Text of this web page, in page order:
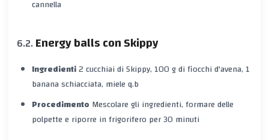
cannella
Energy balls con Skippy
Ingredienti2 cucchiai di Skippy, 100 g di fiocchi d'avena, 1
banana schiacciata, miele q.b
Procedimento Mescolare gli ingredienti, formare delle
polpette e riporre in frigorifero per 30 minuti